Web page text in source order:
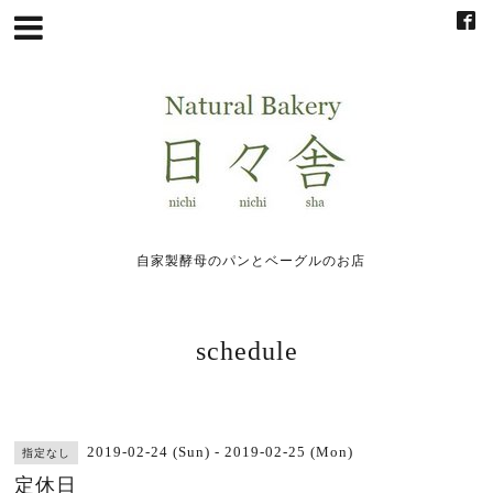
自家製酵母のパンとベーグルのお店
schedule
指定なし 2019-02-24 (Sun) - 2019-02-25 (Mon)
定休日